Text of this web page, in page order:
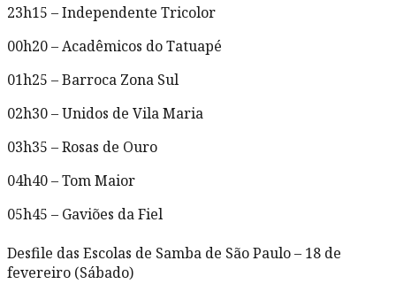
23h15 – Independente Tricolor
00h20 – Acadêmicos do Tatuapé
01h25 – Barroca Zona Sul
02h30 – Unidos de Vila Maria
03h35 – Rosas de Ouro
04h40 – Tom Maior
05h45 – Gaviões da Fiel
Desfile das Escolas de Samba de São Paulo – 18 de
fevereiro (Sábado)